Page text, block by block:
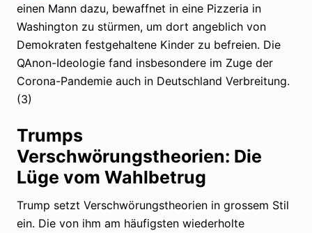
einen Mann dazu, bewaffnet in eine Pizzeria in
Washington zu stürmen, um dort angeblich von
Demokraten festgehaltene Kinder zu befreien. Die
QAnon-Ideologie fand insbesondere im Zuge der
Corona-Pandemie auch in Deutschland Verbreitung.
(3)
Trumps
Verschwörungstheorien: Die
Lüge vom Wahlbetrug
Trump setzt Verschwörungstheorien in grossem Stil
ein. Die von ihm am häufigsten wiederholte